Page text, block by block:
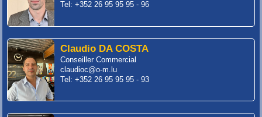
Tel: +352 26 95 95 95 - 96
Claudio DA COSTA
Conseiller Commercial
claudioc@o-m.lu
Tel: +352 26 95 95 95 - 93